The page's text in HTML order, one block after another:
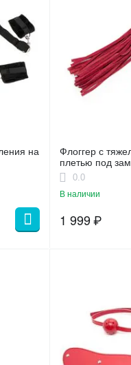
на
Флоггер с
плетью под
0.0
В наличии
1 999₽